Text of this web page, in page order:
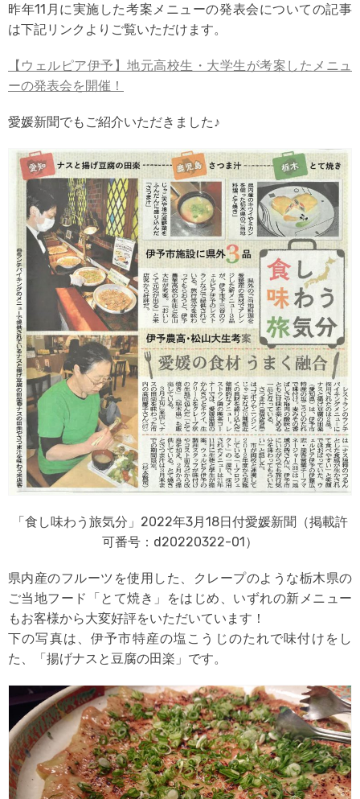
昨年11月に実施した考案メニューの発表会についての記事
は下記リンクよりご覧いただけます。
【ウェルピア伊予】地元高校生・大学生が考案したメニュ
ーの発表会を開催！
愛媛新聞でもご紹介いただきました♪
「食し味わう旅気分」2022年3月18日付愛媛新聞（掲載許
可番号：d20220322-01）
県内産のフルーツを使用した、クレープのような栃木県の
ご当地フード「とて焼き」をはじめ、いずれの新メニュー
もお客様から大変好評をいただいています！
下の写真は、伊予市特産の塩こうじのたれで味付けをし
た、「揚げナスと豆腐の田楽」です。